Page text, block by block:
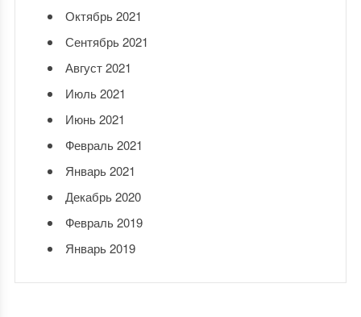
Октябрь 2021
Сентябрь 2021
Август 2021
Июль 2021
Июнь 2021
Февраль 2021
Январь 2021
Декабрь 2020
Февраль 2019
Январь 2019